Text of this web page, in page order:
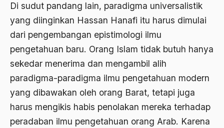
Di sudut pandang lain, paradigma universalistik
yang diinginkan Hassan Hanafi itu harus dimulai
dari pengembangan epistimologi ilmu
pengetahuan baru. Orang Islam tidak butuh hanya
sekedar menerima dan mengambil alih
paradigma-paradigma ilmu pengetahuan modern
yang dibawakan oleh orang Barat, tetapi juga
harus mengikis habis penolakan mereka terhadap
peradaban ilmu pengetahuan orang Arab. Karena
Aturan Hukum
Australia
Ayat Al-Quran
Ayatullah Zanjani